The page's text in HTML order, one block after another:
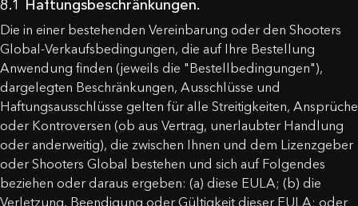
8.1 Haftungsbeschränkungen.
Die in einer bestehenden Vereinbarung oder den Shooters
Global-Verkaufsbedingungen, die auf Ihre Bestellung
Anwendung finden (jeweils die "Bestellbedingungen"),
dargelegten Beschränkungen, Ausschlüsse und
Haftungsausschlüsse gelten für alle Streitigkeiten, Ansprüche
oder Kontroversen (ob aus Vertrag, unerlaubter Handlung
oder anderweitig), die zwischen Ihnen und dem Lizenzgeber
oder Shooters Global bestehen und sich auf Folgendes
beziehen oder daraus ergeben: (a) diese EULA; (b) die
Verletzung, Beendigung oder Gültigkeit dieser EULA; oder
OK